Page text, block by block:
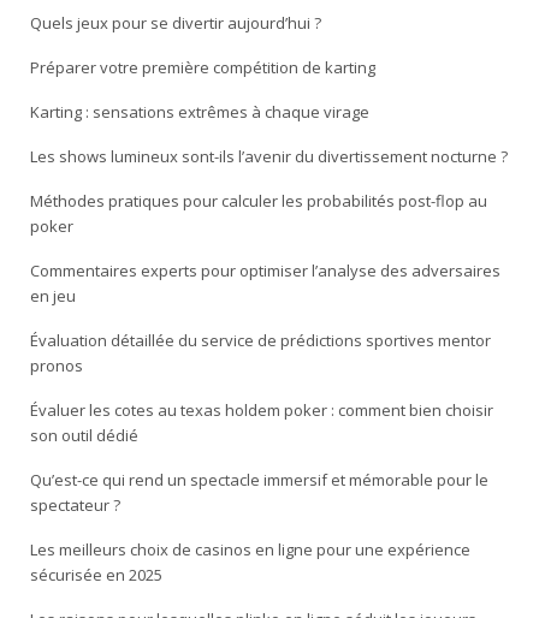
Quels jeux pour se divertir aujourd’hui ?
Préparer votre première compétition de karting
Karting : sensations extrêmes à chaque virage
Les shows lumineux sont-ils l’avenir du divertissement nocturne ?
Méthodes pratiques pour calculer les probabilités post-flop au
poker
Commentaires experts pour optimiser l’analyse des adversaires
en jeu
Évaluation détaillée du service de prédictions sportives mentor
pronos
Évaluer les cotes au texas holdem poker : comment bien choisir
son outil dédié
Qu’est-ce qui rend un spectacle immersif et mémorable pour le
spectateur ?
Les meilleurs choix de casinos en ligne pour une expérience
sécurisée en 2025